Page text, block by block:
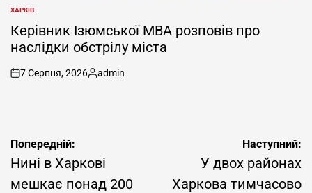
ОПУБЛІКУВАТИ
У
ХАРКІВ
Керівник Ізюмської МВА розповів про
наслідки обстрілу міста
on
7 Серпня, 2026
Опубліковано
admin
Навігація
записів
Попередній:
Нині в Харкові
мешкає понад 200
Наступний:
У двох районах
Харкова тимчасово